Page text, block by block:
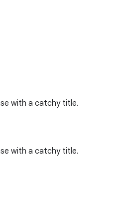
with a catchy title.
with a catchy title.